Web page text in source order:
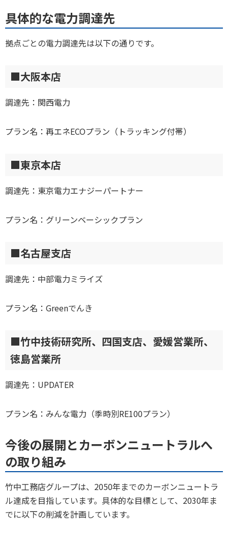
具体的な電力調達先
拠点ごとの電力調達先は以下の通りです。
■大阪本店
調達先：関西電力
プラン名：再エネECOプラン（トラッキング付帯）
■東京本店
調達先：東京電力エナジーパートナー
プラン名：グリーンベーシックプラン
■名古屋支店
調達先：中部電力ミライズ
プラン名：Greenでんき
■竹中技術研究所、四国支店、愛媛営業所、
徳島営業所
調達先：UPDATER
プラン名：みんな電力（季時別RE100プラン）
今後の展開とカーボンニュートラルへ
の取り組み
竹中工務店グループは、2050年までのカーボンニュートラ
ル達成を目指しています。具体的な目標として、2030年ま
でに以下の削減を計画しています。